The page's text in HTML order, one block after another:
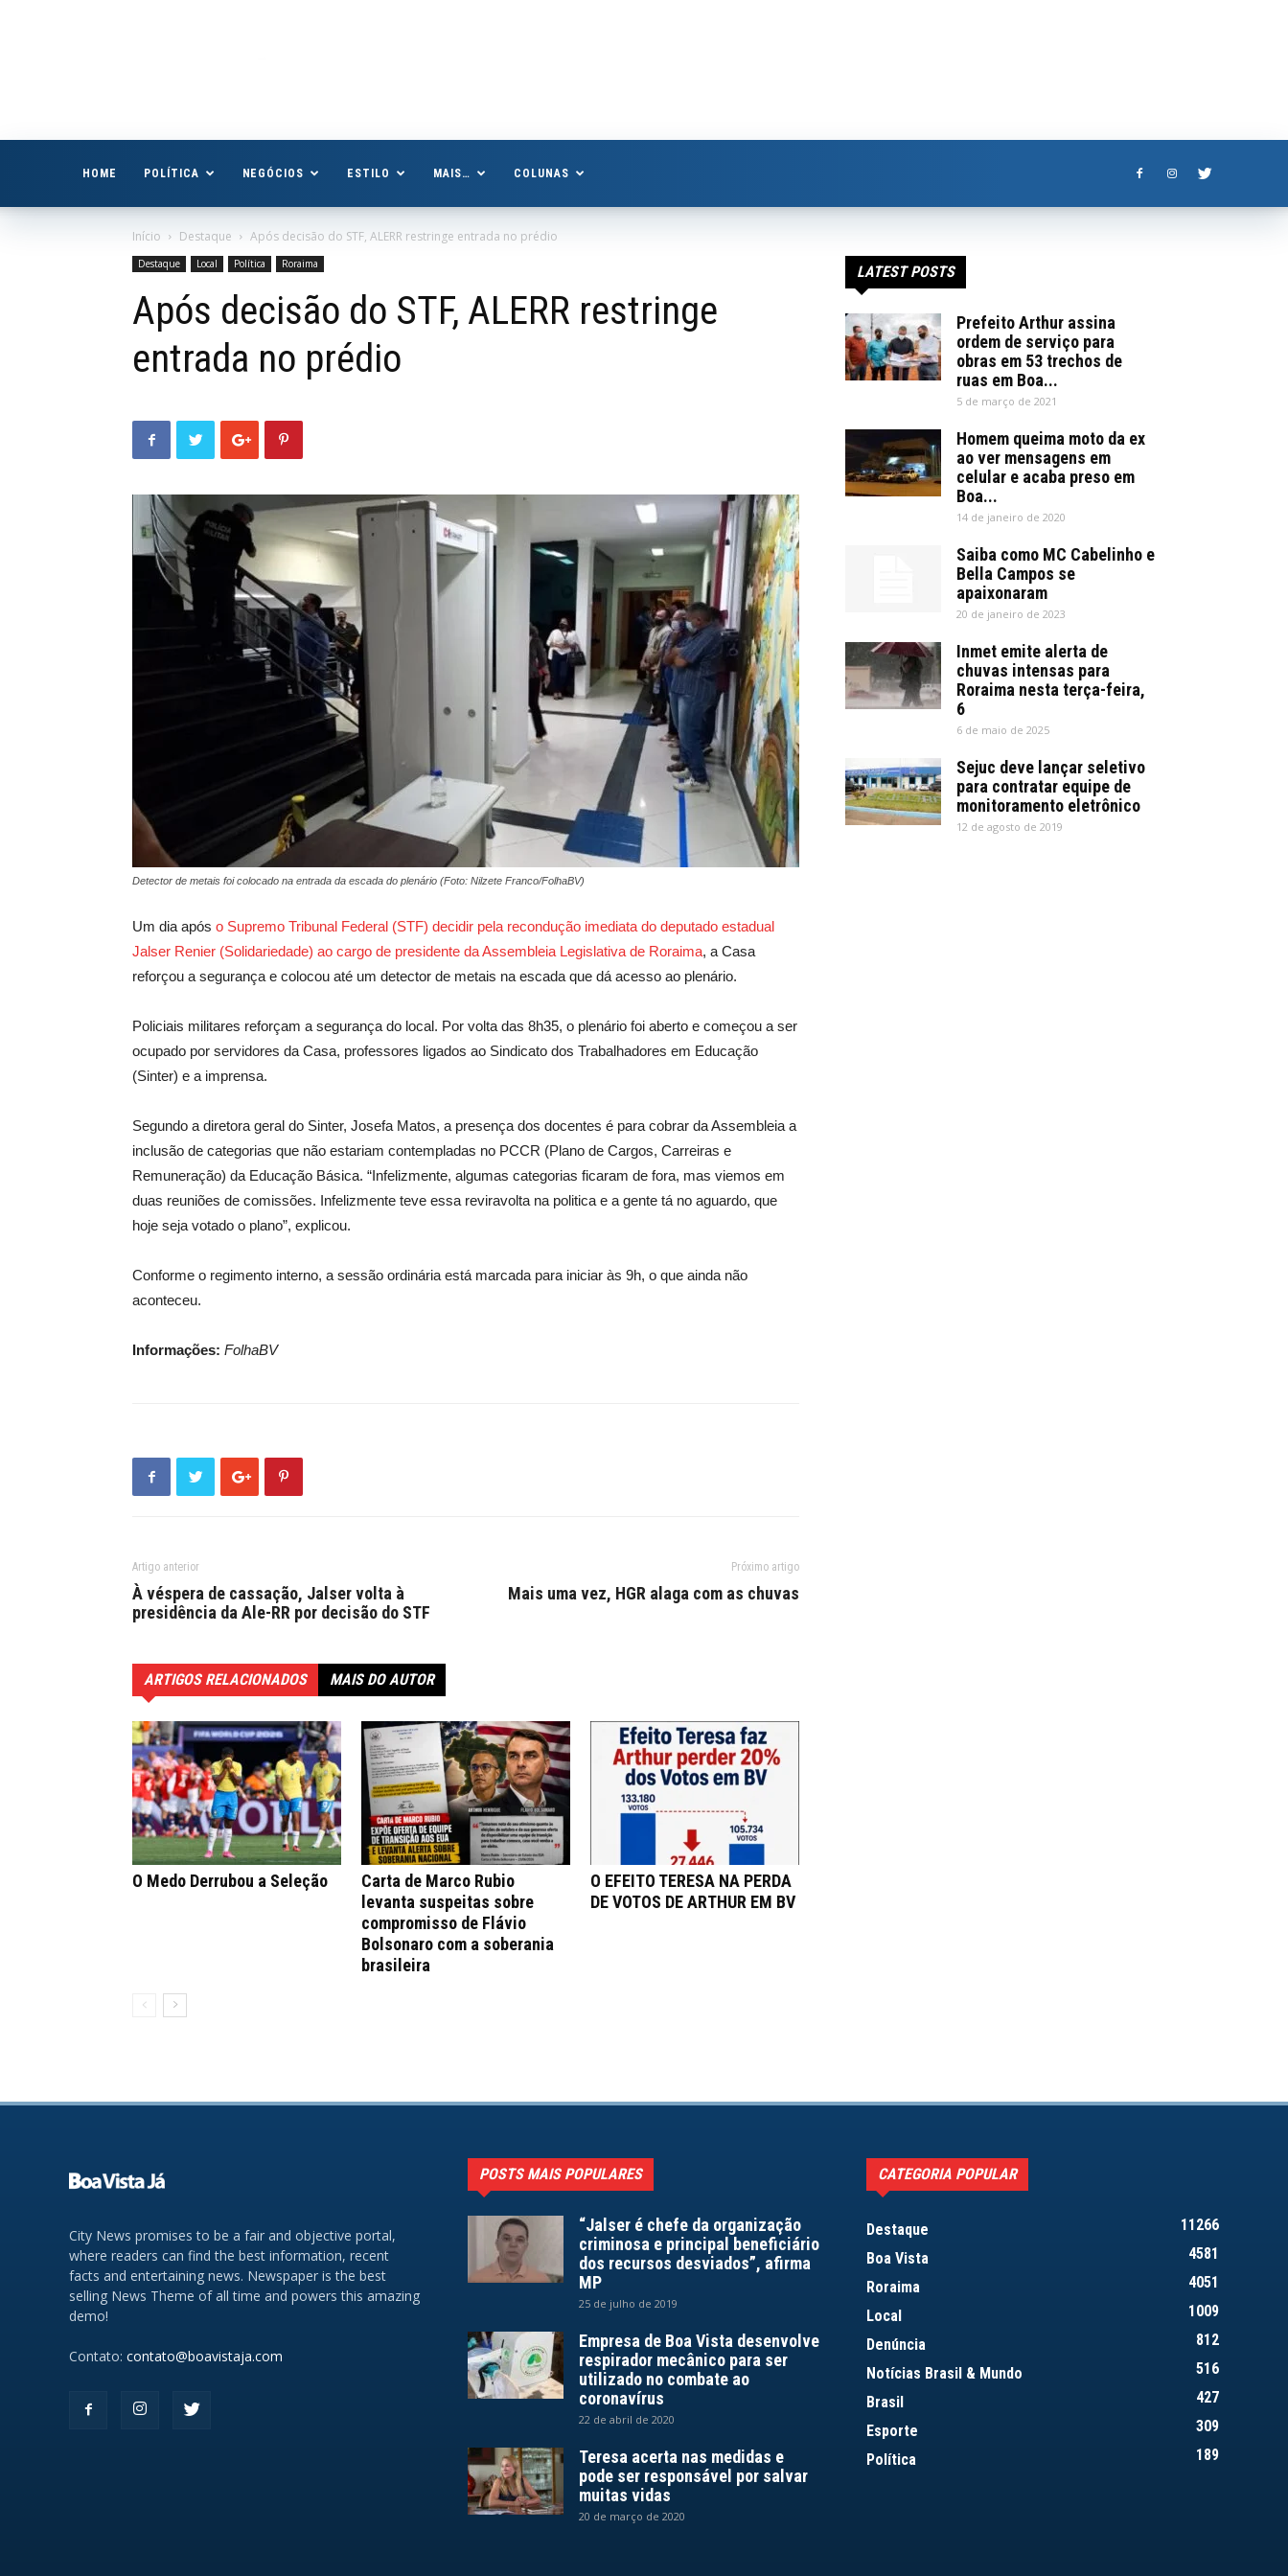
HOME POLÍTICA NEGÓCIOS ESTILO MAIS… COLUNAS
Início Destaque Após decisão do STF, ALERR restringe entrada no prédio
Destaque Local Política Roraima
Após decisão do STF, ALERR restringe
entrada no prédio
Detector de metais foi colocado na entrada da escada do plenário (Foto: Nilzete Franco/FolhaBV)
Um dia após o Supremo Tribunal Federal (STF) decidir pela recondução imediata do deputado estadual
Jalser Renier (Solidariedade) ao cargo de presidente da Assembleia Legislativa de Roraima, a Casa
reforçou a segurança e colocou até um detector de metais na escada que dá acesso ao plenário.
Policiais militares reforçam a segurança do local. Por volta das 8h35, o plenário foi aberto e começou a ser
ocupado por servidores da Casa, professores ligados ao Sindicato dos Trabalhadores em Educação
(Sinter) e a imprensa.
Segundo a diretora geral do Sinter, Josefa Matos, a presença dos docentes é para cobrar da Assembleia a
inclusão de categorias que não estariam contempladas no PCCR (Plano de Cargos, Carreiras e
Remuneração) da Educação Básica. “Infelizmente, algumas categorias ficaram de fora, mas viemos em
duas reuniões de comissões. Infelizmente teve essa reviravolta na politica e a gente tá no aguardo, que
hoje seja votado o plano”, explicou.
Conforme o regimento interno, a sessão ordinária está marcada para iniciar às 9h, o que ainda não
aconteceu.
Informações: FolhaBV
Artigo anterior
À véspera de cassação, Jalser volta à
presidência da Ale-RR por decisão do STF
Próximo artigo
Mais uma vez, HGR alaga com as chuvas
ARTIGOS RELACIONADOS MAIS DO AUTOR
O Medo Derrubou a Seleção
Carta de Marco Rubio
levanta suspeitas sobre
compromisso de Flávio
Bolsonaro com a soberania
brasileira
O EFEITO TERESA NA PERDA
DE VOTOS DE ARTHUR EM BV
LATEST POSTS
Prefeito Arthur assina
ordem de serviço para
obras em 53 trechos de
ruas em Boa...
5 de março de 2021
Homem queima moto da ex
ao ver mensagens em
celular e acaba preso em
Boa...
14 de janeiro de 2020
Saiba como MC Cabelinho e
Bella Campos se
apaixonaram
20 de janeiro de 2023
Inmet emite alerta de
chuvas intensas para
Roraima nesta terça-feira,
6
6 de maio de 2025
Sejuc deve lançar seletivo
para contratar equipe de
monitoramento eletrônico
12 de agosto de 2019
City News promises to be a fair and objective portal,
where readers can find the best information, recent
facts and entertaining news. Newspaper is the best
selling News Theme of all time and powers this amazing
demo!
Contato: contato@boavistaja.com
POSTS MAIS POPULARES
“Jalser é chefe da organização
criminosa e principal beneficiário
dos recursos desviados”, afirma
MP
25 de julho de 2019
Empresa de Boa Vista desenvolve
respirador mecânico para ser
utilizado no combate ao
coronavírus
22 de abril de 2020
Teresa acerta nas medidas e
pode ser responsável por salvar
muitas vidas
20 de março de 2020
CATEGORIA POPULAR
Destaque
11266
Boa Vista
4581
Roraima
4051
Local
1009
Denúncia
812
Notícias Brasil & Mundo
516
Brasil
427
Esporte
309
Política
189